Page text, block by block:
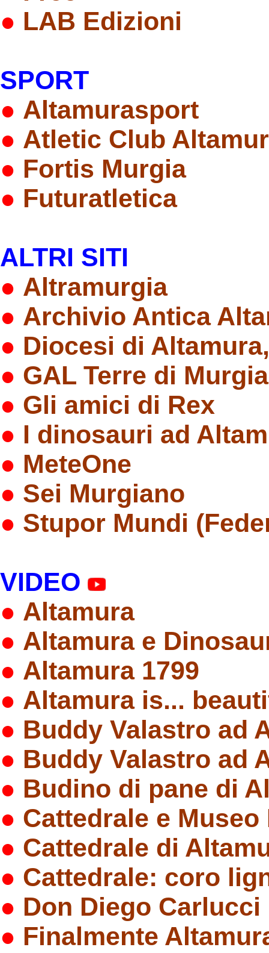
● LAB Edizioni
SPORT
● Altamurasport
● Atletic Club
● Fortis Murgia
● Futuratletica
ALTRI SITI
● Altramurgia
● Archivio Antica
● Diocesi di
● GAL Terre di Murgia
● Gli amici di Rex
● I dinosauri ad
● MeteOne
● Sei Murgiano
● Stupor Mundi
VIDEO
● Altamura
● Altamura e
● Altamura 1799
● Altamura is...
● Buddy Valastro ad
● Buddy Valastro ad
● Budino di pane di
● Cattedrale e
● Cattedrale di
● Cattedrale: coro
● Don Diego
● Finalmente